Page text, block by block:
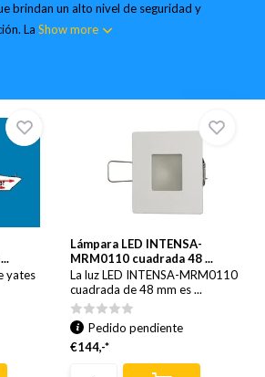
brindan un alto nivel de seguridad y
LaShow more
yates
Lámpara LED INTENSA-
MRM0110 cuadrada 48 ...
La luz LED INTENSA-MRM0110
cuadrada de 48 mm es ...
Pedido pendiente
€144,-*